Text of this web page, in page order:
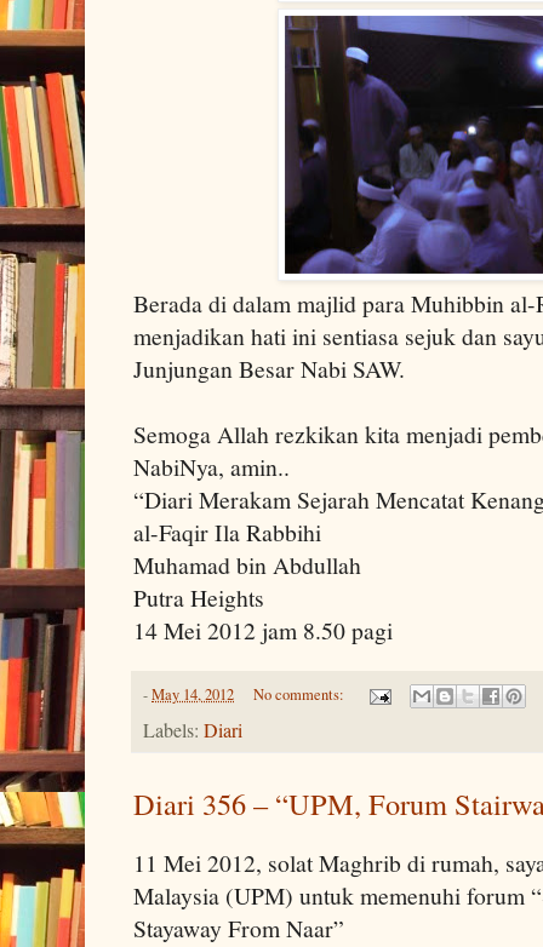
Berada di dalam majlid para Muhibbin
menjadikan hati ini sentiasa sejuk dan
Junjungan Besar Nabi SAW.
Semoga Allah rezkikan kita menjadi
NabiNya, amin..
“Diari Merakam Sejarah Mencatat
al-Faqir Ila Rabbihi
Muhamad bin Abdullah
Putra Heights
14 Mei 2012 jam 8.50 pagi
-May 14, 2012 No comments:
Labels: Diari
Diari 356 – “UPM, Forum
11 Mei 2012, solat Maghrib di rumah,
Malaysia (UPM) untuk memenuhi forum
Stayaway From Naar”